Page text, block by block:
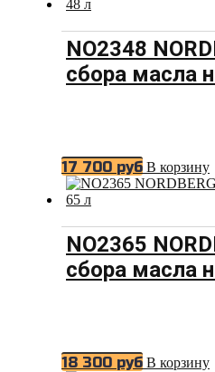
NO2348
сбора масла
17 700 руб В корзину
NO2365
сбора масла
18 300 руб В корзину